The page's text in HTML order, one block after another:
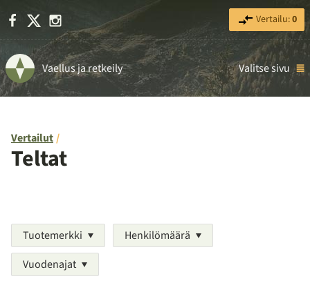
Facebook Instagram Vertailu:0
Vaellus ja retkeily Valitse sivu
Vertailut
Teltat
Tuotemerkki
Henkilömäärä
Vuodenajat